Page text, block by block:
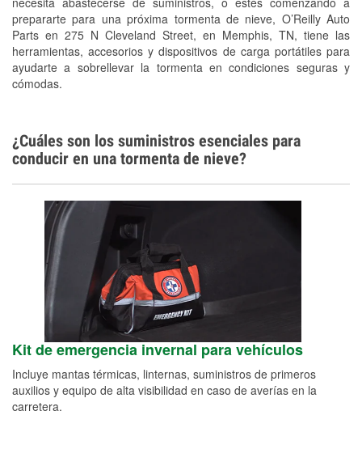
prepararte para una próxima tormenta de nieve, O’Reilly Auto
Parts en 275 N Cleveland Street, en Memphis, TN, tiene las
herramientas, accesorios y dispositivos de carga portátiles para
ayudarte a sobrellevar la tormenta en condiciones seguras y
cómodas.
¿Cuáles son los suministros esenciales para
conducir en una tormenta de nieve?
Kit de emergencia invernal para vehículos
Incluye mantas térmicas, linternas, suministros de primeros
auxilios y equipo de alta visibilidad en caso de averías en la
carretera.